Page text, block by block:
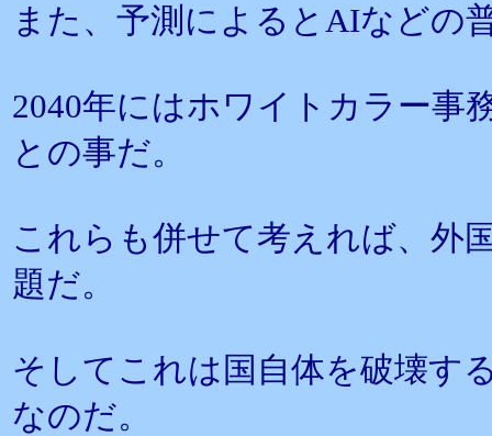
また、予測によるとAIなどの
2040年にはホワイトカラー事
との事だ。
これらも併せて考えれば、外
題だ。
そしてこれは国自体を破壊す
なのだ。